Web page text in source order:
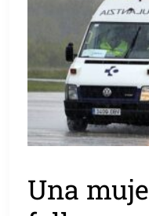
Una